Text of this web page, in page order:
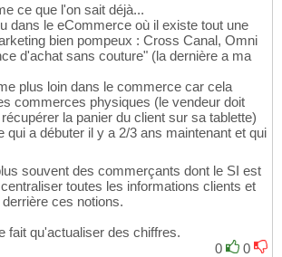
ce que l'on sait déjà...
dans le eCommerce où il existe tout une
bien pompeux : Cross Canal, Omni
d'achat sans couture" (la dernière a ma
plus loin dans le commerce car cela
commerces physiques (le vendeur doit
la panier du client sur sa tablette)
qui a débuter il y a 2/3 ans maintenant et qui
souvent des commerçants dont le SI est
toutes les informations clients et
ces notions.
fait qu'actualiser des chiffres.
0
0